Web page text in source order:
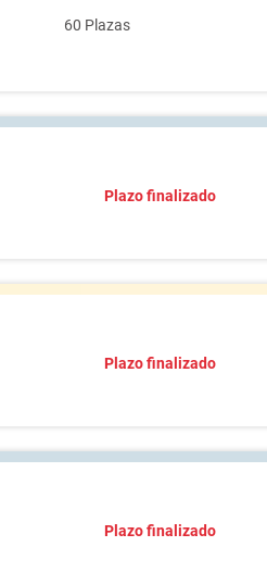
60 Plazas
Plazo finalizado
Plazo finalizado
Plazo finalizado